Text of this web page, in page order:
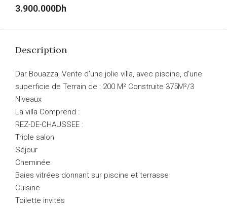
3.900.000Dh
Description
Dar Bouazza, Vente d’une jolie villa, avec piscine, d’une
superficie de Terrain de : 200 M² Construite 375M²/3
Niveaux
La villa Comprend :
REZ-DE-CHAUSSEE :
Triple salon
Séjour
Cheminée
Baies vitrées donnant sur piscine et terrasse
Cuisine
Toilette invités